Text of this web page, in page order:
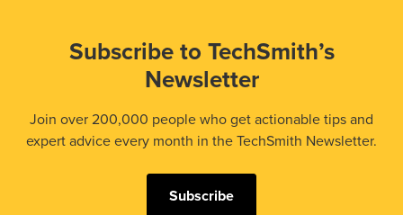
Subscribe to TechSmith’s
Newsletter
Join over 200,000 people who get actionable tips and
expert advice every month in the TechSmith Newsletter.
Subscribe